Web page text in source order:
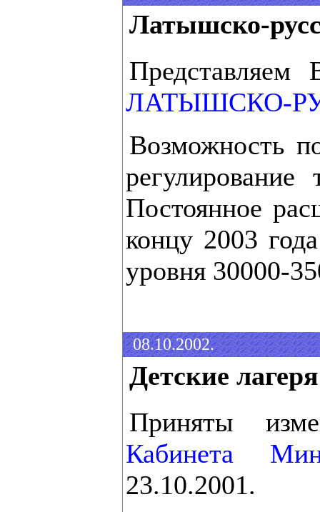
Латышско-
ЛАТЫШСКО-
Возможность
регулирование
Постоянное
концу 2003
уровня 30000-
08.10.2002.
Детские
Приняты
Кабинета
23.10.2001.